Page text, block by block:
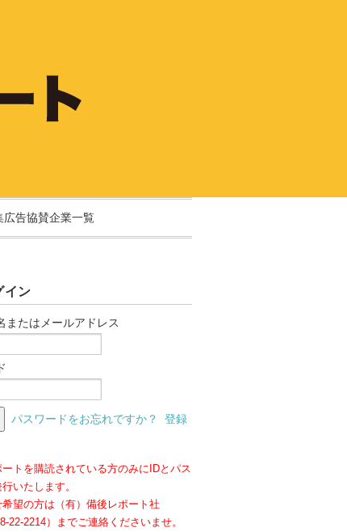
広告協賛企業一覧
イン
またはメールアドレス
パスワードをお忘れですか？ 登録
ートを購読されている方のみにIDとパス
いたします。
望の方は（有）備後レポート社
22-2214）までご連絡くださいませ。